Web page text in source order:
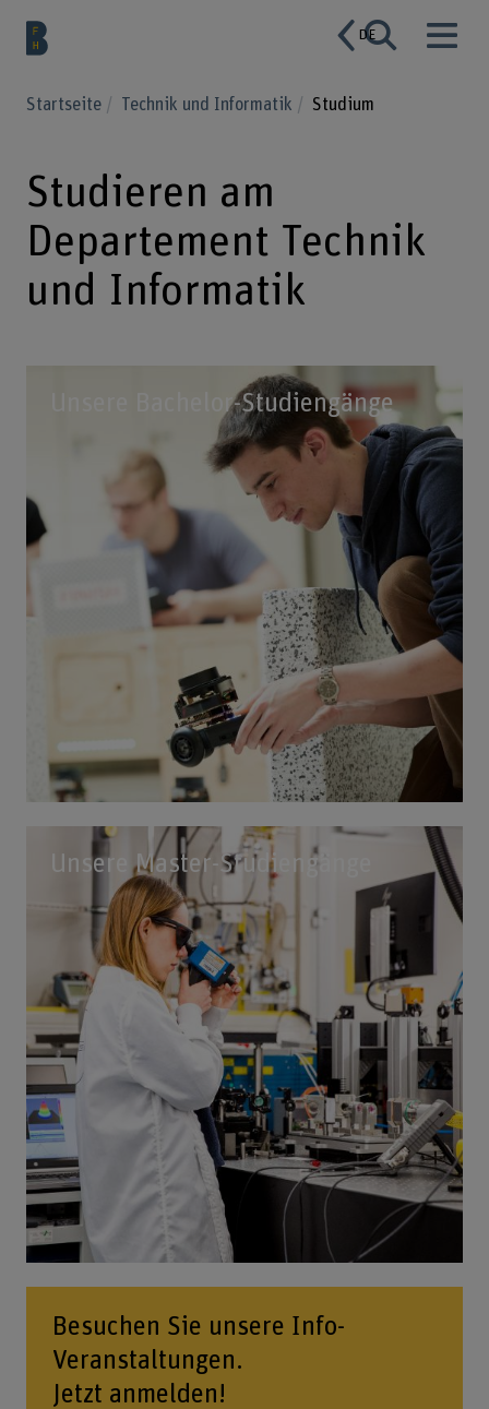
DE
Startseite Technik und Informatik Studium
Studieren am
Departement Technik
und Informatik
Unsere Bachelor-Studiengänge
Unsere Master-Studiengänge
Besuchen Sie unsere Info-
Veranstaltungen.
Jetzt anmelden!